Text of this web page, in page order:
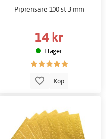
Piprensare 100 st 3 mm
14 kr
I lager
Köp